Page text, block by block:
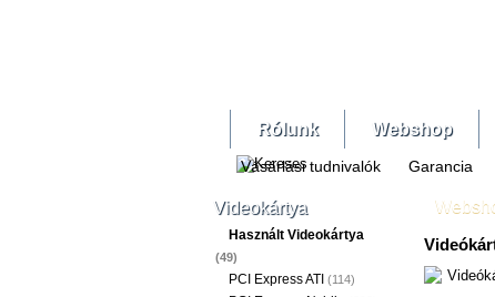
Rólunk Webshop
Vásárlási tudnivalók Garancia
Videokártya
Használt Videokártya
(49)
PCI Express ATI (114)